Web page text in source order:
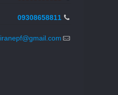
09308658811
iranepf@gmail.com